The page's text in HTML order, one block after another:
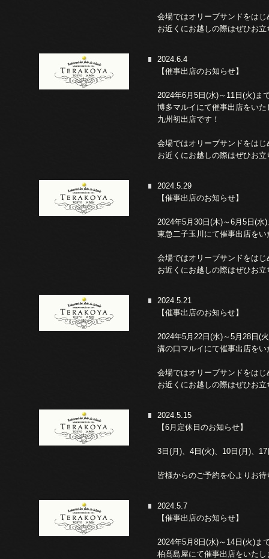
会場ではオリーブサンドをは
お近くにお越しの際はぜひお
2024.6.4
【催事出店のお知らせ】
2024年6月5日(水)～11日(火)ま
博多マルイにて催事出店をいた
九州初出店です！
会場ではオリーブサンドをは
お近くにお越しの際はぜひお
2024.5.29
【催事出店のお知らせ】
2024年5月30日(木)～6月5日(水
東急二子玉川にて催事出店をい
会場ではオリーブサンドをは
お近くにお越しの際はぜひお
2024.5.21
【催事出店のお知らせ】
2024年5月22日(水)～5月28日(
溝の口マルイにて催事出店をい
会場ではオリーブサンドをは
お近くにお越しの際はぜひお
2024.5.15
【6月定休日のお知らせ】
3日(月)、4日(火)、10日(月)、
皆様からのご予約を心よりお
2024.5.7
【催事出店のお知らせ】
2024年5月8日(水)～14日(火)ま
柏髙島屋にて催事出店をいたし